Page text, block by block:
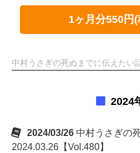
1ヶ月分550円
中村うさぎの死ぬまでに伝えたい
2024
2024/03/26 中村うさぎの
2024.03.26【Vol.480】